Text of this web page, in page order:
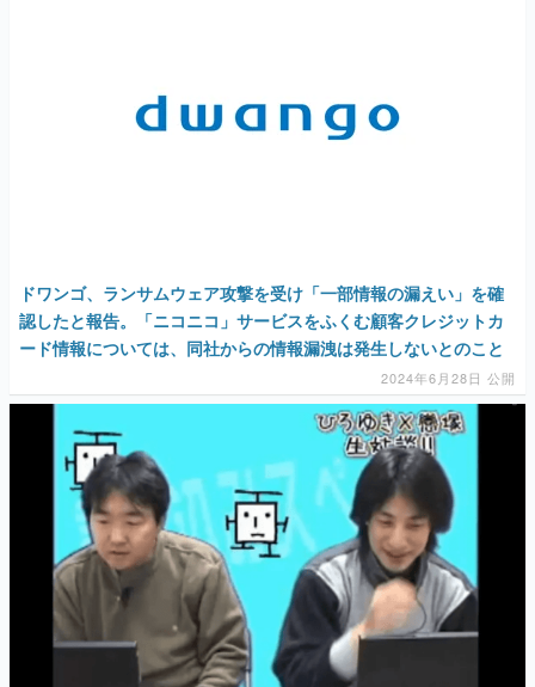
ドワンゴ、ランサムウェア攻撃を受け「一部情報の漏えい」を確
認したと報告。「ニコニコ」サービスをふくむ顧客クレジットカ
ード情報については、同社からの情報漏洩は発生しないとのこと
2024年6月28日 公開